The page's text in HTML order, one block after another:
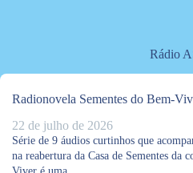
Rádio
Radionovela Sementes do Bem-
22 de julho de 2026
Série de 9 áudios curtinhos que
na reabertura da Casa de Sementes da